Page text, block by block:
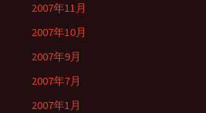
2007年11月
2007年10月
2007年9月
2007年7月
2007年1月